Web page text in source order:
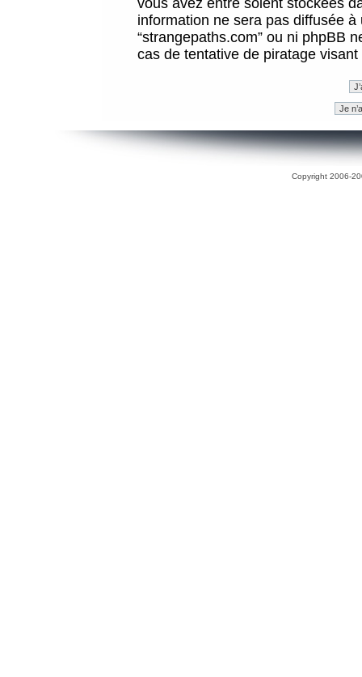
vous avez entré soient stockées
information ne sera pas diffusée
“strangepaths.com” ou ni phpBB
cas de tentative de piratage
Copyright 2006-